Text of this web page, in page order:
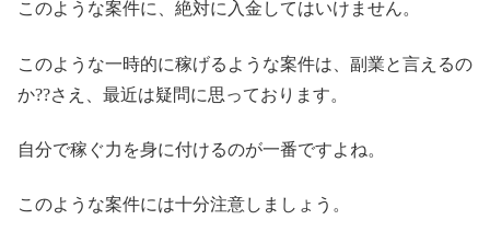
このような案件に、絶対に入金してはいけません。
このような一時的に稼げるような案件は、副業と言えるの
か??さえ、最近は疑問に思っております。
自分で稼ぐ力を身に付けるのが一番ですよね。
このような案件には十分注意しましょう。